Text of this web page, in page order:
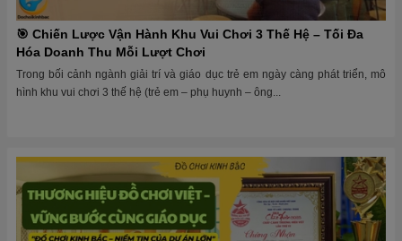
🎯 Chiến Lược Vận Hành Khu Vui Chơi 3 Thế Hệ – Tối Đa
Hóa Doanh Thu Mỗi Lượt Chơi
Trong bối cảnh ngành giải trí và giáo dục trẻ em ngày càng phát triển, mô
hình khu vui chơi 3 thế hệ (trẻ em – phụ huynh – ông...